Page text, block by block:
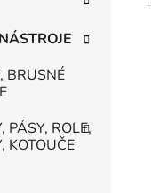
BRUSNÉ
PÁSY, ROLE,
KOTOUČE